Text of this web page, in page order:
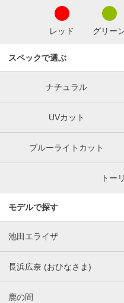
レッド グリー
スペックで選ぶ
ナチュラル
UVカット
ブルーライトカット
トー
モデルで探す
池田エライザ
長浜広奈 (おひなさま)
鹿の間